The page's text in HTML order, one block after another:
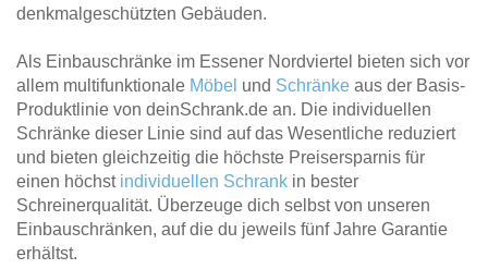
denkmalgeschützten Gebäuden.
Als Einbauschränke im Essener Nordviertel bieten sich vor
allem multifunktionale Möbel und Schränke aus der Basis-
Produktlinie von deinSchrank.de an. Die individuellen
Schränke dieser Linie sind auf das Wesentliche reduziert
und bieten gleichzeitig die höchste Preisersparnis für
einen höchst individuellen Schrank in bester
Schreinerqualität. Überzeuge dich selbst von unseren
Einbauschränken, auf die du jeweils fünf Jahre Garantie
erhältst.